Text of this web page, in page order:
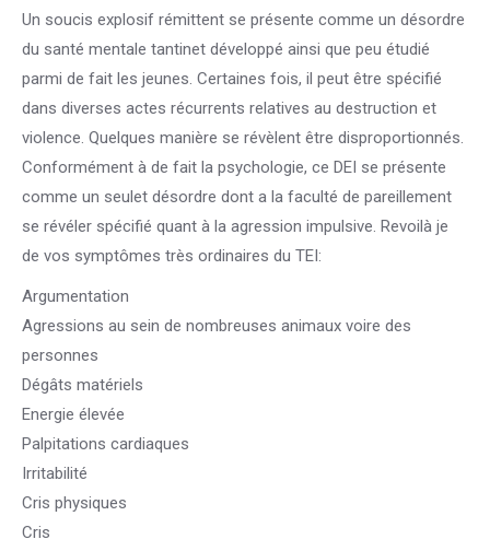
Un soucis explosif rémittent se présente comme un désordre
du santé mentale tantinet développé ainsi que peu étudié
parmi de fait les jeunes. Certaines fois, il peut être spécifié
dans diverses actes récurrents relatives au destruction et
violence. Quelques manière se révèlent être disproportionnés.
Conformément à de fait la psychologie, ce DEI se présente
comme un seulet désordre dont a la faculté de pareillement
se révéler spécifié quant à la agression impulsive. Revoilà je
de vos symptômes très ordinaires du TEI:
Argumentation
Agressions au sein de nombreuses animaux voire des
personnes
Dégâts matériels
Energie élevée
Palpitations cardiaques
Irritabilité
Cris physiques
Cris